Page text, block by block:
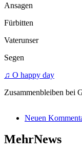
Ansagen
Fürbitten
Vaterunser
Segen
♫ O happy day
Zusammenbleiben bei
Neuen
MehrNews